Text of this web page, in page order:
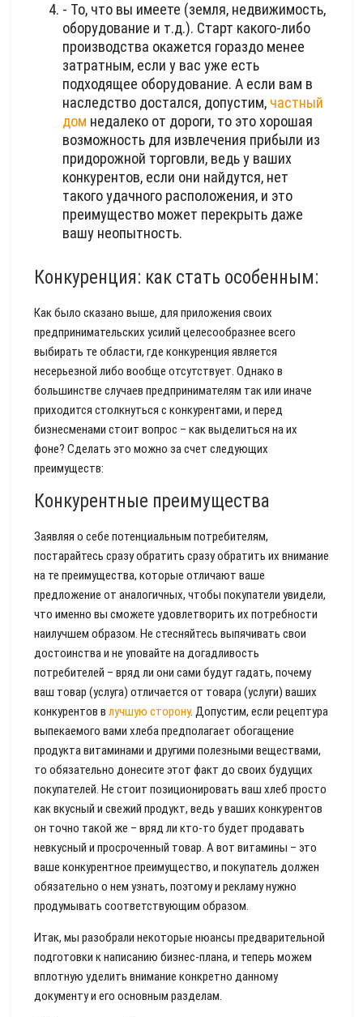
- То, что вы имеете (земля, недвижимость,
оборудование и т.д.). Старт какого-либо
производства окажется гораздо менее
затратным, если у вас уже есть
подходящее оборудование. А если вам в
наследство достался, допустим, частный
дом недалеко от дороги, то это хорошая
возможность для извлечения прибыли из
придорожной торговли, ведь у ваших
конкурентов, если они найдутся, нет
такого удачного расположения, и это
преимущество может перекрыть даже
вашу неопытность.
Конкуренция: как стать особенным:
Как было сказано выше, для приложения своих
предпринимательских усилий целесообразнее всего
выбирать те области, где конкуренция является
несерьезной либо вообще отсутствует. Однако в
большинстве случаев предпринимателям так или иначе
приходится столкнуться с конкурентами, и перед
бизнесменами стоит вопрос – как выделиться на их
фоне? Сделать это можно за счет следующих
преимуществ:
Конкурентные преимущества
Заявляя о себе потенциальным потребителям,
постарайтесь сразу обратить сразу обратить их внимание
на те преимущества, которые отличают ваше
предложение от аналогичных, чтобы покупатели увидели,
что именно вы сможете удовлетворить их потребности
наилучшем образом. Не стесняйтесь выпячивать свои
достоинства и не уповайте на догадливость
потребителей – вряд ли они сами будут гадать, почему
ваш товар (услуга) отличается от товара (услуги) ваших
конкурентов в лучшую сторону. Допустим, если рецептура
выпекаемого вами хлеба предполагает обогащение
продукта витаминами и другими полезными веществами,
то обязательно донесите этот факт до своих будущих
покупателей. Не стоит позиционировать ваш хлеб просто
как вкусный и свежий продукт, ведь у ваших конкурентов
он точно такой же – вряд ли кто-то будет продавать
невкусный и просроченный товар. А вот витамины – это
ваше конкурентное преимущество, и покупатель должен
обязательно о нем узнать, поэтому и рекламу нужно
продумывать соответствующим образом.
Итак, мы разобрали некоторые нюансы предварительной
подготовки к написанию бизнес-плана, и теперь можем
вплотную уделить внимание конкретно данному
документу и его основным разделам.